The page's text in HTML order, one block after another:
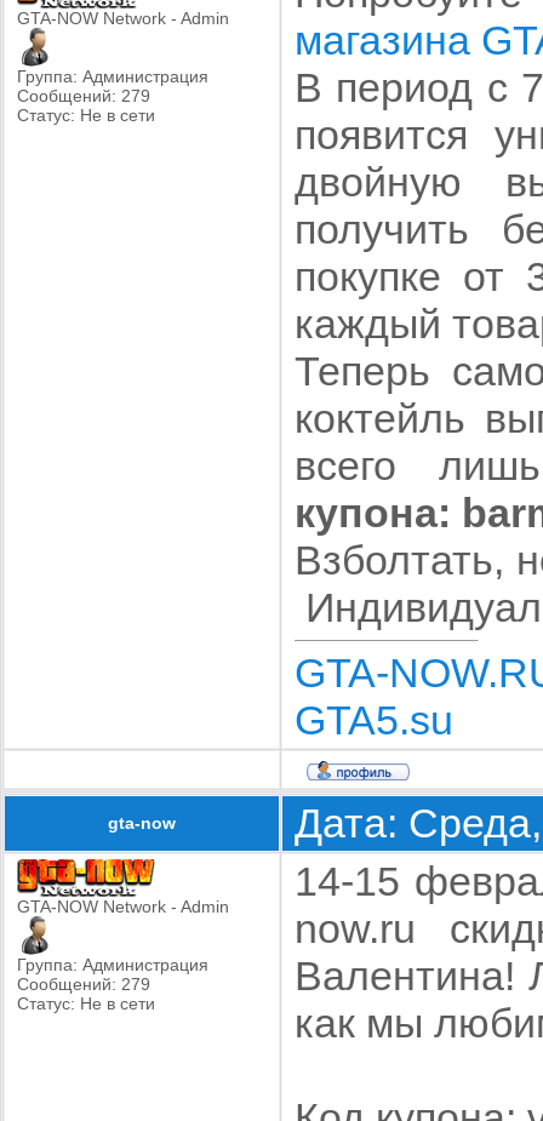
GTA-NOW Network - Admin
Группа: Администрация
Сообщений: 279
Статус: Не в сети
магазина
В период с
появится
двойную
получить
покупке от
каждый
Теперь
коктейль
всего
купона:
Взболтать,
GTA-
GTA5.su
gta-now Дата:
GTA-NOW Network - Admin
Группа: Администрация
Сообщений: 279
Статус: Не в сети
14-15
now.ru
Валентина!
как мы